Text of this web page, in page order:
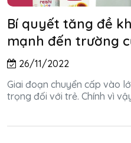
Bí quyết tăng đề
mạnh đến trường
26/11/2022
Giai đoạn chuyển cấp vào
trọng đối với trẻ. Chính vì